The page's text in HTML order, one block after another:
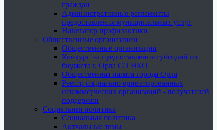
граждан
Административные регламенты
предоставления муниципальных услуг
Навигатор профилактики
Общественные организации
Общественные организации
Конкурс на предоставление субсидий из
бюджета г. Орла СО НКО
Общественная палата города Орла
Реестр социально ориентированных
некоммерческих организаций - получателей
поддержки
Социальная политика
Социальная политика
Актуальные темы